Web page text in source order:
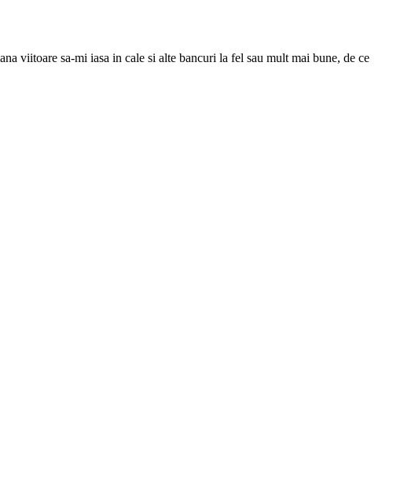
viitoare sa-mi iasa in cale si alte bancuri la fel sau mult mai bune, de ce